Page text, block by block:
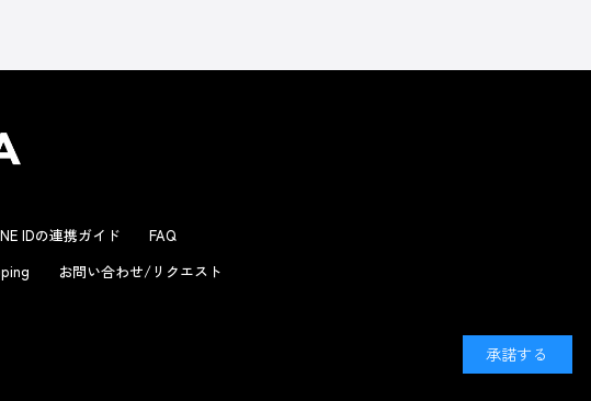
IDの連携ガイド
FAQ
お問い合わせ/リクエスト
承諾する